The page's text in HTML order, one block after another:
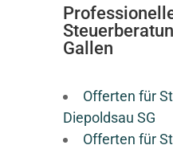
Gallen
Offerten für
Diepoldsau SG
Offerten für